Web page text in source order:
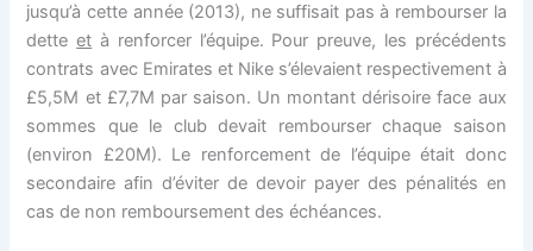
jusqu’à cette année (2013), ne suffisait pas à rembourser la
detteet à renforcer l’équipe. Pour preuve, les précédents
contrats avec Emirates et Nike s’élevaient respectivement à
£5,5M et £7,7M par saison. Un montant dérisoire face aux
sommes que le club devait rembourser chaque saison
(environ £20M). Le renforcement de l’équipe était donc
secondaire afin d’éviter de devoir payer des pénalités en
cas de non remboursement des échéances.